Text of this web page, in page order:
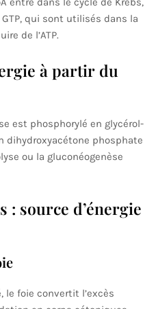
GTP, qui sont utilisés dans la
de l’ATP.
à partir du
est phosphorylé en glycérol-
dihydroxyacétone phosphate
ou la gluconéogenèse
: source d’énergie
le foie convertit l’excès